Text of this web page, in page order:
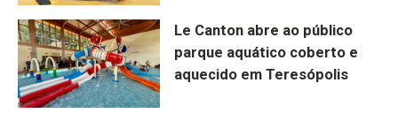
Le Canton abre ao público
parque aquático coberto e
aquecido em Teresópolis